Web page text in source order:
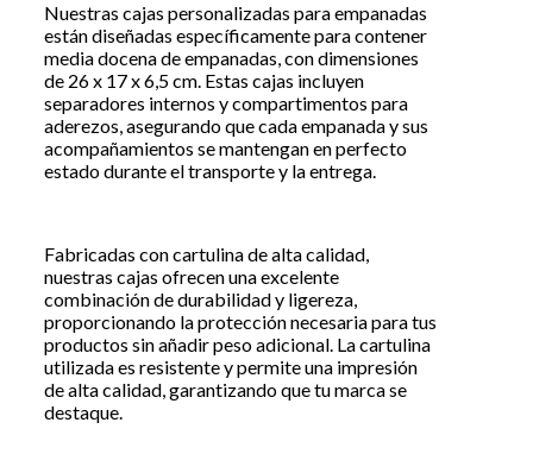
Nuestras cajas personalizadas para empanadas
están diseñadas específicamente para contener
media docena de empanadas, con dimensiones
de 26 x 17 x 6,5 cm. Estas cajas incluyen
separadores internos y compartimentos para
aderezos, asegurando que cada empanada y sus
acompañamientos se mantengan en perfecto
estado durante el transporte y la entrega.
Fabricadas con cartulina de alta calidad,
nuestras cajas ofrecen una excelente
combinación de durabilidad y ligereza,
proporcionando la protección necesaria para tus
productos sin añadir peso adicional. La cartulina
utilizada es resistente y permite una impresión
de alta calidad, garantizando que tu marca se
destaque.